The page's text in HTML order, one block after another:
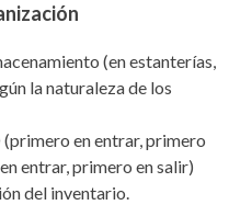
(en estanterías,
la naturaleza de los
en entrar, primero
entrar, primero en salir)
del inventario.